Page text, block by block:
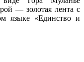
— золотая лента с
языке «Единство и